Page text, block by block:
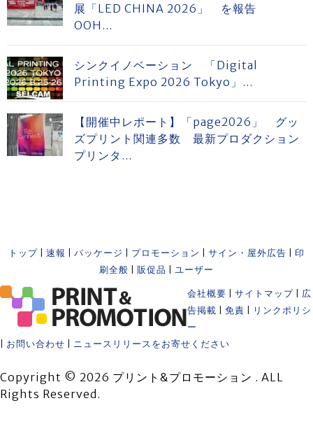
展「LED CHINA 2026」 を報告
OOH...
シンクイノベーション 「Digital
Printing Expo 2026 Tokyo」...
【開催中レポート】「page2026」 グッ
ズプリント関連多数 最新プロダクション
プリンタ...
トップ 速報 パッケージ プロモーション サイン・屋外広告
印
刷全般
販促品 ユーザー
会社概要 サイトマップ
広
告掲載
免責
リンクポリシ
ー
お問い合わせ ニュースリリースをお寄せください
Copyright © 2026 プリント&プロモーション . ALL
Rights Reserved.